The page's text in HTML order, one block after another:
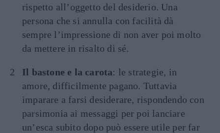
rispetto all’oggetto del desiderio. Una
persona che si annulla con facilità dà
sempre l’impressione di non aver poi molto
da mettere in risalto di sé.
Il bastone e la carota: le strategie, in
amore, difficilmente pagano. Tuttavia
imparare a farsi desiderare, rispondendo con
parsimonia ai messaggi per poi lanciare
un’esca subito dopo può essere utile per far